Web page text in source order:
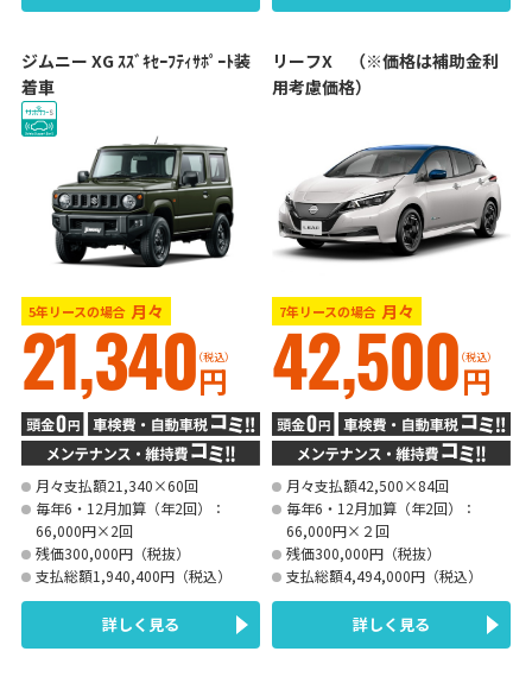
ジムニー XG ｽｽﾞｷｾｰﾌﾃｨｻﾎﾟｰﾄ装
着車
5年リースの場合 月々
21,340円
（税込）
月々支払額21,340×60回
毎年6・12月加算（年2回）：
66,000円×2回
残価300,000円（税抜）
支払総額1,940,400円（税込）
詳しく見る
リーフX （※価格は補助金利
用考慮価格）
7年リースの場合 月々
42,500円
（税込）
月々支払額42,500×84回
毎年6・12月加算（年2回）：
66,000円×２回
残価300,000円（税抜）
支払総額4,494,000円（税込）
詳しく見る